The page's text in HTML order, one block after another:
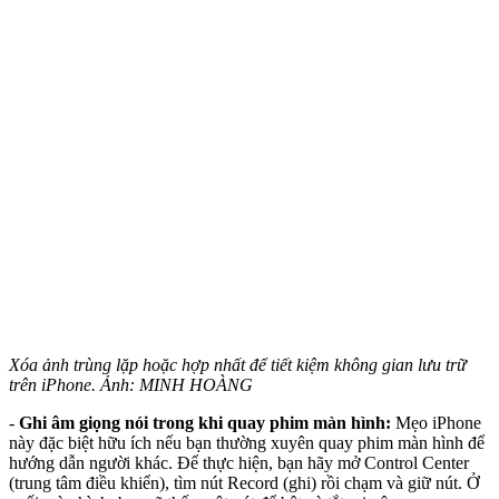
Xóa ảnh trùng lặp hoặc hợp nhất để tiết kiệm không gian lưu trữ
trên iPhone. Ảnh: MINH HOÀNG
- Ghi âm giọng nói trong khi quay phim màn hình: Mẹo iPhone
này đặc biệt hữu ích nếu bạn thường xuyên quay phim màn hình để
hướng dẫn người khác. Để thực hiện, bạn hãy mở Control Center
(trung tâm điều khiển), tìm nút Record (ghi) rồi chạm và giữ nút. Ở